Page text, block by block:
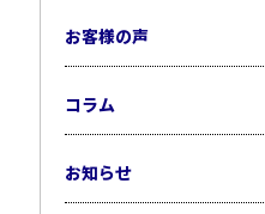
お客様の声
コラム
お知らせ